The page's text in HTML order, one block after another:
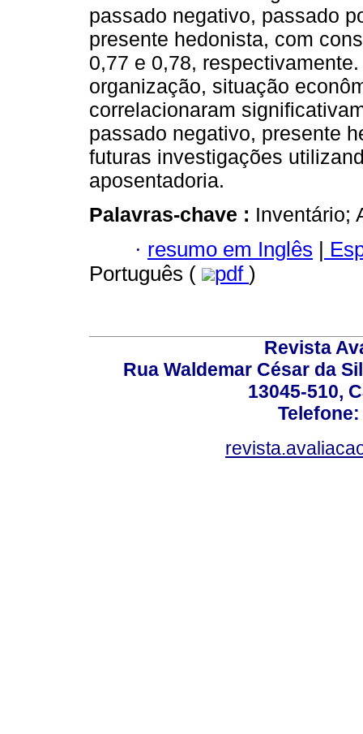
passado negativo, passado
presente hedonista, com
0,77 e 0,78,
organização, situação
correlacionaram
passado negativo, presente
futuras investigações
aposentadoria.
Palavras-chave : Inventário;
· resumo em Inglês |
Português (
pdf )
Revista
Rua Waldemar César da
13045-510,
Telefone: